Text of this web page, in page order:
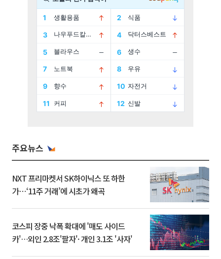
주요뉴스
NXT 프리마켓서 SK하이닉스 또 하한
가⋯‘11주 거래’에 시초가 왜곡
코스피 장중 낙폭 확대에 '매도 사이드
카'…외인 2.8조'팔자'· 개인 3.1조 '사자'